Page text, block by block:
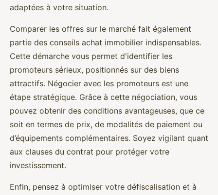
adaptées à votre situation.
Comparer les offres sur le marché fait également
partie des conseils achat immobilier indispensables.
Cette démarche vous permet d'identifier les
promoteurs sérieux, positionnés sur des biens
attractifs. Négocier avec les promoteurs est une
étape stratégique. Grâce à cette négociation, vous
pouvez obtenir des conditions avantageuses, que ce
soit en termes de prix, de modalités de paiement ou
d’équipements complémentaires. Soyez vigilant quant
aux clauses du contrat pour protéger votre
investissement.
Enfin, pensez à optimiser votre défiscalisation et à